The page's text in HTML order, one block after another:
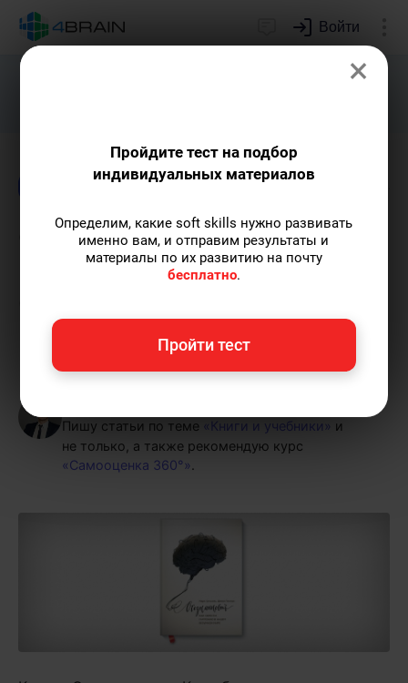
Войти
Подарим индивидуальный план
Книги и учебники
Осознанность. Как обрести
гармонию в нашем
Евгений Буянов— автор-популяризатор
Пишу статьи по теме «Книги и учебники» и
не только, а также рекомендую курс
«Самооценка 360°»
×
Пройдите тест на подбор
индивидуальных материалов
Определим, какие soft skills нужно развивать
именно вам, и отправим результаты и
материалы по их развитию на почту
бесплатно.
Пройти тест